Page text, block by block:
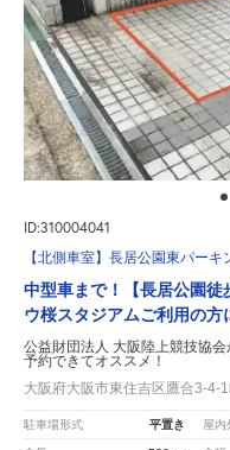
ID:310004041
【北側車室】長居公園東パーキ
中型車まで！【長居公園徒
ウ桜スタジアムご利用の方
公益財団法人 大阪陸上競技協会
予約できてオススメ！
大阪府大阪市東住吉区鷹合3-4-
駐車場形式 平置き 屋内